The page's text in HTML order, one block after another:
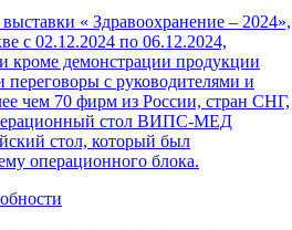
« Здравоохранение – 2024»,
с 02.12.2024 по 06.12.2024,
кроме демонстрации продукции
переговоры с руководителями и
чем 70 фирм из России, стран СНГ,
стол ВИПС-МЕД
стол, который был
операционного блока.